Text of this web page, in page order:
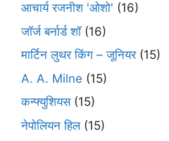
आचार्य रजनीश 'ओशो' (16)
जॉर्ज बर्नार्ड शॉ(16)
मार्टिन लुथर किंग – जूनियर(15)
A. A. Milne (15)
कन्फ्युशियस(15)
नेपोलियन हिल(15)